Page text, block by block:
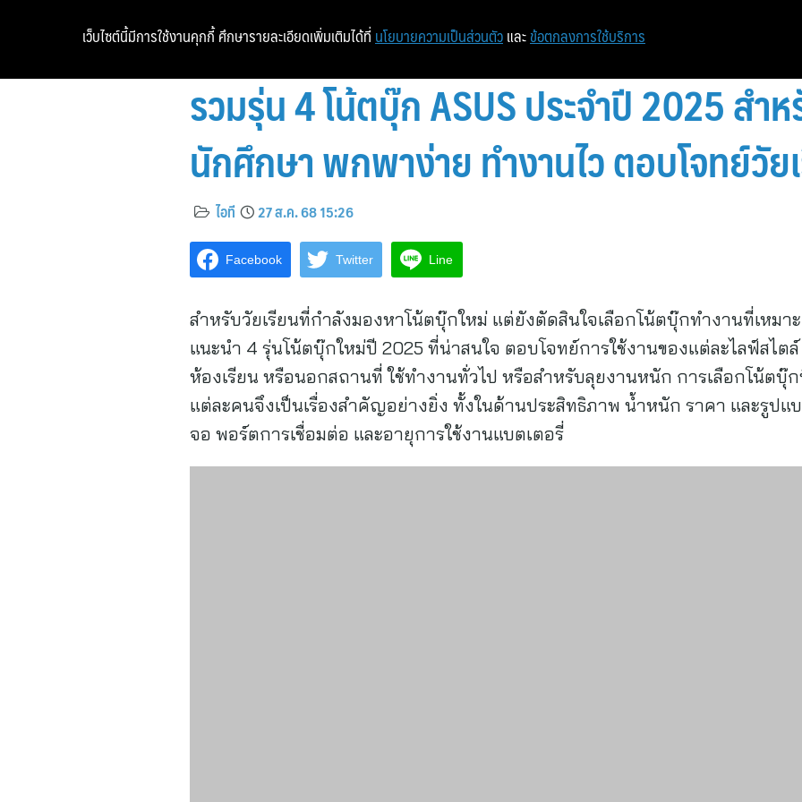
รวมรุ่น 4 โน้ตบุ๊ก ASUS ประจำปี 2025 สำ
นักศึกษา พกพาง่าย ทำงานไว ตอบโจทย์วั
ไอที 27 ส.ค. 68 15:26
Facebook Twitter Line
สำหรับวัยเรียนที่กำลังมองหาโน้ตบุ๊กใหม่ แต่ยังตัดสินใจเลือกโน้ตบุ๊กทำงานที่เหมา
แนะนำ 4 รุ่นโน้ตบุ๊กใหม่ปี 2025 ที่น่าสนใจ ตอบโจทย์การใช้งานของแต่ละไลฟ์สไตล์
ห้องเรียน หรือนอกสถานที่ ใช้ทำงานทั่วไป หรือสำหรับลุยงานหนัก การเลือกโน้ตบุ๊
แต่ละคนจึงเป็นเรื่องสำคัญอย่างยิ่ง ทั้งในด้านประสิทธิภาพ น้ำหนัก ราคา และรูปแ
จอ พอร์ตการเชื่อมต่อ และอายุการใช้งานแบตเตอรี่
เว็บไซต์นี้มีการใช้งานคุกกี้ ศึกษารายละเอียดเพิ่มเติมได้ที่ นโยบายความเป็นส่วนตัว และ ข้อตกลงการใช้บริการ